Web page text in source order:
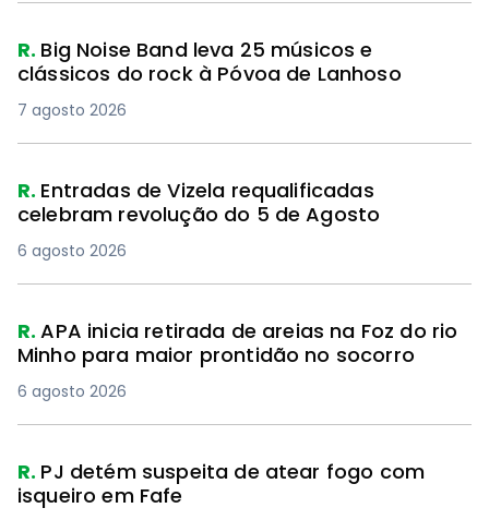
R. Big Noise Band leva 25 músicos e
clássicos do rock à Póvoa de Lanhoso
7 agosto 2026
R. Entradas de Vizela requalificadas
celebram revolução do 5 de Agosto
6 agosto 2026
R.APA inicia retirada de areias na Foz do rio
Minho para maior prontidão no socorro
6 agosto 2026
R. PJ detém suspeita de atear fogo com
isqueiro em Fafe